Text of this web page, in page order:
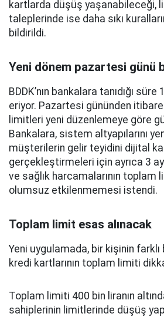
kartlarda düşüş yaşanabileceği,
taleplerinde ise daha sıkı
bildirildi.
Yeni dönem pazartesi günü
BDDK’nın bankalara tanıdığı
eriyor. Pazartesi gününden
limitleri yeni düzenlemeye göre
Bankalara, sistem altyapılarını
müşterilerin gelir teyidini dijital
gerçekleştirmeleri için ayrıca 3
ve sağlık harcamalarının toplam
olumsuz etkilenmemesi istendi.
Toplam limit esas alınacak
Yeni uygulamada, bir kişinin
kredi kartlarının toplam limiti
Toplam limiti 400 bin liranın
sahiplerinin limitlerinde düşüş